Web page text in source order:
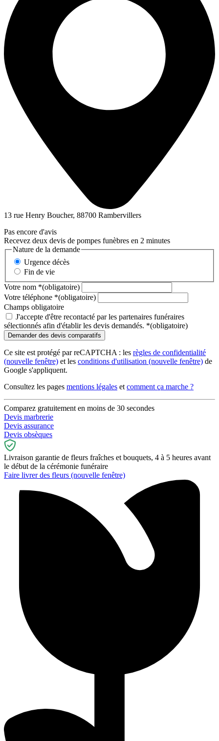
13 rue Henry Boucher, 88700 Rambervillers
Pas encore d'avis
Recevez deux devis de pompes funèbres en 2 minutes
Nature de la demande
Urgence décès
Fin de vie
Votre nom *(obligatoire)
Votre téléphone *(obligatoire)
Champs obligatoire
J'accepte d'être recontacté par les partenaires funéraires
sélectionnés afin d'établir les devis demandés. *(obligatoire)
Ce site est protégé par reCAPTCHA : les règles de confidentialité
(nouvelle fenêtre) et les conditions d'utilisation (nouvelle fenêtre) de
Google s'appliquent.
Consultez les pages mentions légales et comment ça marche ?
Comparez gratuitement en moins de 30 secondes
Devis marbrerie
Devis assurance
Devis obsèques
Livraison garantie de fleurs fraîches et bouquets, 4 à 5 heures avant
le début de la cérémonie funéraire
Faire livrer des fleurs (nouvelle fenêtre)